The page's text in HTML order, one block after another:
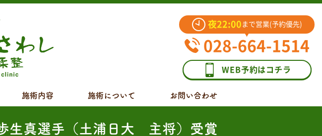
夜22:00 まで営業(予約優先)
028-664-1514
WEB予約はコチラ
施術内容 施術について お問い合わせ
真選手（土浦日大 主将）受賞